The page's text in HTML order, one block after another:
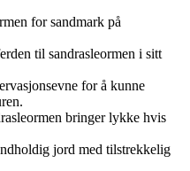
for sandmark på
til sandrasleormen i sitt
for å kunne
bringer lykke hvis
jord med tilstrekkelig